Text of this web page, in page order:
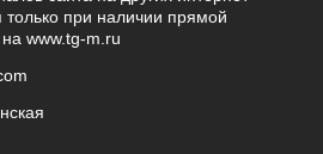
только при наличии прямой
на www.tg-m.ru